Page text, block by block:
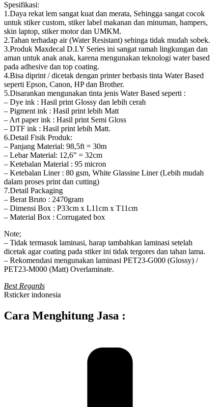
Spesifikasi:
1.Daya rekat lem sangat kuat dan merata, Sehingga sangat cocok
untuk stiker custom, stiker label makanan dan minuman, hampers,
skin laptop, stiker motor dan UMKM.
2.Tahan terhadap air (Water Resistant) sehinga tidak mudah sobek.
3.Produk Maxdecal D.I.Y Series ini sangat ramah lingkungan dan
aman untuk anak anak, karena mengunakan teknologi water based
pada adhesive dan top coating.
4.Bisa diprint / dicetak dengan printer berbasis tinta Water Based
seperti Epson, Canon, HP dan Brother.
5.Disarankan mengunakan tinta jenis Water Based seperti :
– Dye ink : Hasil print Glossy dan lebih cerah
– Pigment ink : Hasil print lebih Matt
– Art paper ink : Hasil print Semi Gloss
– DTF ink : Hasil print lebih Matt.
6.Detail Fisik Produk:
– Panjang Material: 98,5ft = 30m
– Lebar Material: 12,6” = 32cm
– Ketebalan Material : 95 micron
– Ketebalan Liner : 80 gsm, White Glassine Liner (Lebih mudah
dalam proses print dan cutting)
7.Detail Packaging
– Berat Bruto : 2470gram
– Dimensi Box : P33cm x L11cm x T11cm
– Material Box : Corrugated box
Note;
– Tidak termasuk laminasi, harap tambahkan laminasi setelah
dicetak agar coating pada stiker ini tidak tergores dan tahan lama.
– Rekomendasi mengunakan laminasi PET23-G000 (Glossy) /
PET23-M000 (Matt) Overlaminate.
Best Regards
Rsticker indonesia
Cara Menghitung Jasa :